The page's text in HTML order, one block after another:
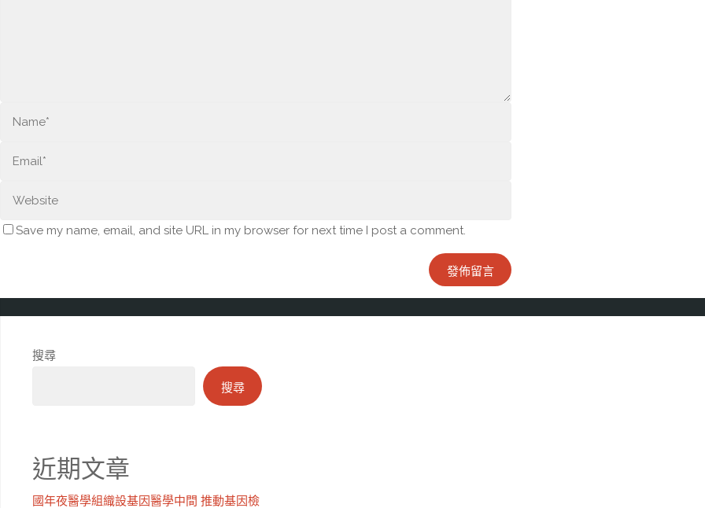
Save my name, email, and site URL in my browser for next time I post a comment.
搜尋
搜尋
近期文章
國年夜醫學組織設基因醫學中間 推動基因檢